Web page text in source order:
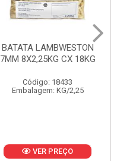
BATATA LAMBWESTON
7MM 8X2,25KG CX 18KG
Código: 18433
Embalagem: KG/2,25
VER PREÇO